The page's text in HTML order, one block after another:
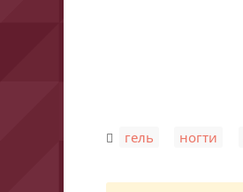
гель ногти